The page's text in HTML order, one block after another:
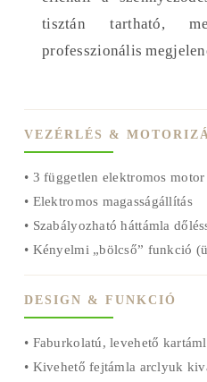
tisztán tartható,
professzionális
VEZÉRLÉS &
• 3 független elektromos motor
• Elektromos magasságállítás
• Szabályozható háttámla
• Kényelmi „bölcső” funkció
DESIGN & FUNKCIÓ
• Faburkolatú, levehető
• Kivehető fejtámla arclyuk